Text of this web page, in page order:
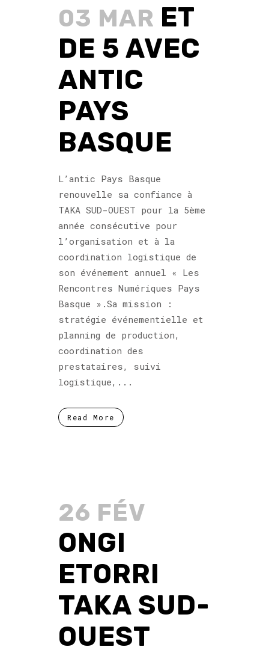
03 MAR ET
DE 5 AVEC
ANTIC
PAYS
BASQUE
L’antic Pays Basque
renouvelle sa confiance à
TAKA SUD-OUEST pour la 5ème
année consécutive pour
l’organisation et à la
coordination logistique de
son événement annuel « Les
Rencontres Numériques Pays
Basque ».Sa mission :
stratégie événementielle et
planning de production,
coordination des
prestataires, suivi
logistique,...
Read More
26 FÉV
ONGI
ETORRI
TAKA SUD-
OUEST